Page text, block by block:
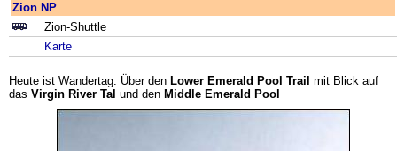
Zion NP
Zion-Shuttle
Karte
Heute ist Wandertag. Über den Lower Emerald Pool Trail mit Blick auf
das Virgin River Tal und den Middle Emerald Pool